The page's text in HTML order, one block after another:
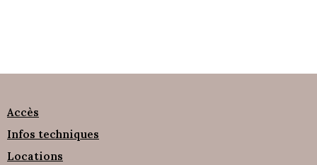
Accès
Infos techniques
Locations